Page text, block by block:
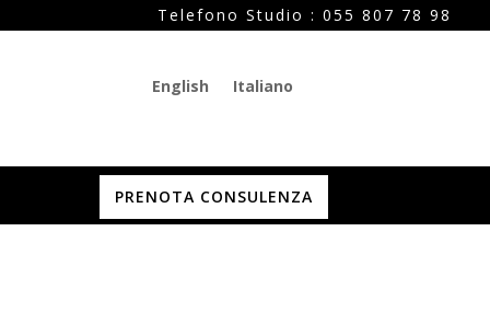
Telefono Studio : 055 807 78 98
English Italiano
PRENOTA CONSULENZA